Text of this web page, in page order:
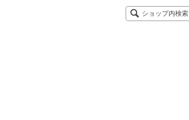
ショップ内検索